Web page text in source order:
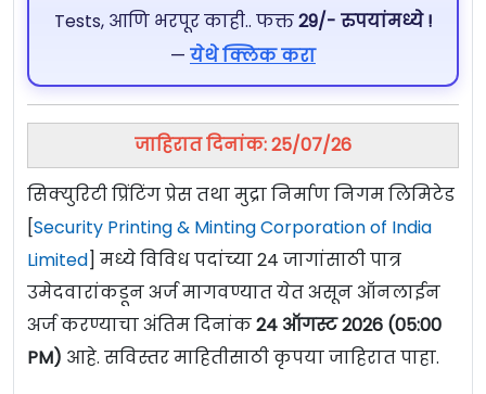
Tests, आणि भरपूर काही.. फक्त29/- रुपयांमध्ये !
— येथे क्लिक करा
जाहिरात दिनांक: 25/07/26
सिक्युरिटी प्रिंटिंग प्रेस तथा मुद्रा निर्माण निगम लिमिटेड
[Security Printing & Minting Corporation of India
Limited] मध्ये विविध पदांच्या 24 जागांसाठी पात्र
उमेदवारांकडून अर्ज मागवण्यात येत असून ऑनलाईन
अर्ज करण्याचा अंतिम दिनांक24 ऑगस्ट 2026 (05:00
PM) आहे. सविस्तर माहितीसाठी कृपया जाहिरात पाहा.